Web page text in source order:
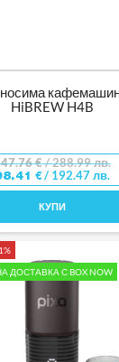
HiBREW H4B
€/ 288.99 лв.
€/ 192.47 лв.
КУПИ
ДОСТАВКА С BOX NOW